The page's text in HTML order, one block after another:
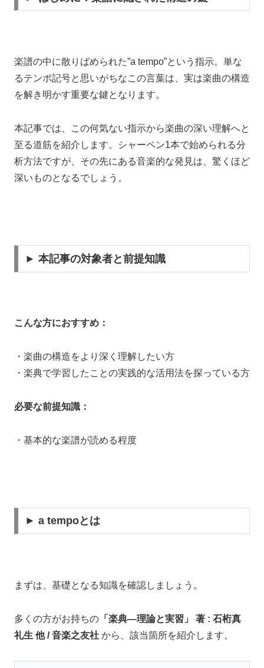
楽譜の中に散りばめられた”a tempo”という指示。単な
るテンポ記号と思いがちなこの言葉は、実は楽曲の構造
を解き明かす重要な鍵となります。
本記事では、この何気ない指示から楽曲の深い理解へと
至る道筋を紹介します。シャーペン1本で始められる分
析方法ですが、その先にある音楽的な発見は、驚くほど
深いものとなるでしょう。
► 本記事の対象者と前提知識
こんな方におすすめ：
・楽曲の構造をより深く理解したい方
・楽典で学習したことの実践的な活用法を探っている方
必要な前提知識：
・基本的な楽譜が読める程度
► a tempoとは
まずは、基礎となる知識を確認しましょう。
多くの方がお持ちの 「楽典―理論と実習」 著 : 石桁真
礼生 他/ 音楽之友社 から、該当箇所を紹介します。